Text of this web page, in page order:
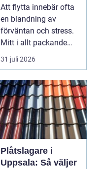
Att flytta innebär ofta
en blandning av
förväntan och stress.
Mitt i allt packande
och planerande dy...
31 juli 2026
Plåtslagare i
Uppsala: Så väljer